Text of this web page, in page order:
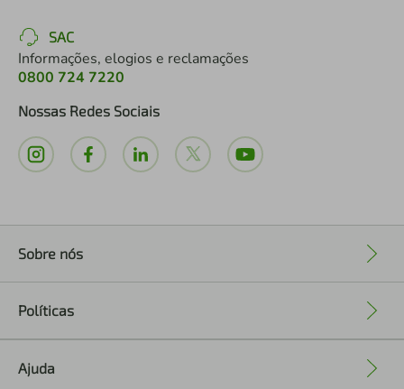
SAC
Informações, elogios e reclamações
0800 724 7220
Nossas Redes Sociais
Sobre nós
Políticas
Ajuda